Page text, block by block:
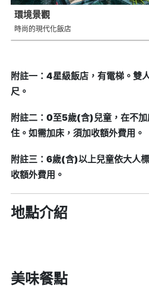
環境景觀
時尚的現代化飯店
附註一：4星級飯店，有電梯。雙
尺。
附註二：0至5歲(含)兒童，在不
住。如需加床，須加收額外費用。
附註三：6歲(含)以上兒童依大人
收額外費用。
地點介紹
美味餐點